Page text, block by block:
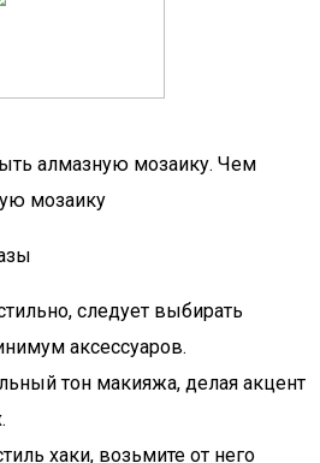
алмазную мозаику. Чем
мозаику
следует выбирать
аксессуаров.
тон макияжа, делая акцент
хаки, возьмите от него